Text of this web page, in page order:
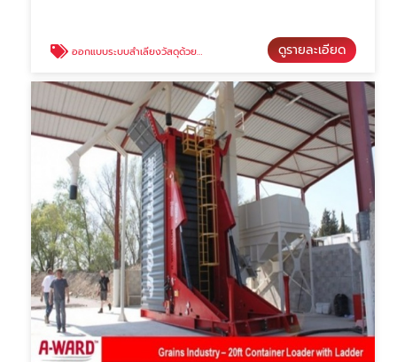
ออกแบบระบบลำเลียงวัสดุด้วยลม ดูรายละเอียด